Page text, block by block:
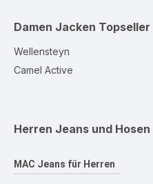
Damen Jacken Topseller
Wellensteyn
Camel Active
Herren Jeans und Hosen
MAC Jeans für Herren